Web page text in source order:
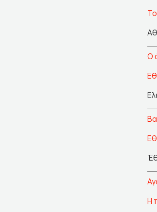
Ο
Η